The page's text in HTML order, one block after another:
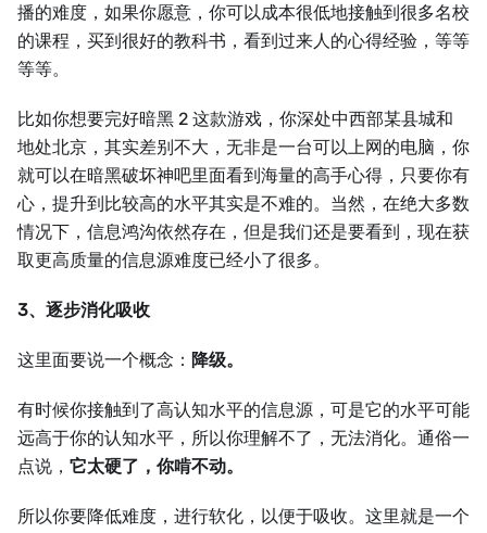
播的难度，如果你愿意，你可以成本很低地接触到很多名校
的课程，买到很好的教科书，看到过来人的心得经验，等等
等等。
比如你想要完好暗黑 2 这款游戏，你深处中西部某县城和
地处北京，其实差别不大，无非是一台可以上网的电脑，你
就可以在暗黑破坏神吧里面看到海量的高手心得，只要你有
心，提升到比较高的水平其实是不难的。当然，在绝大多数
情况下，信息鸿沟依然存在，但是我们还是要看到，现在获
取更高质量的信息源难度已经小了很多。
3、逐步消化吸收
这里面要说一个概念： 降级。
有时候你接触到了高认知水平的信息源，可是它的水平可能
远高于你的认知水平，所以你理解不了，无法消化。通俗一
点说， 它太硬了，你啃不动。
所以你要降低难度，进行软化，以便于吸收。这里就是一个